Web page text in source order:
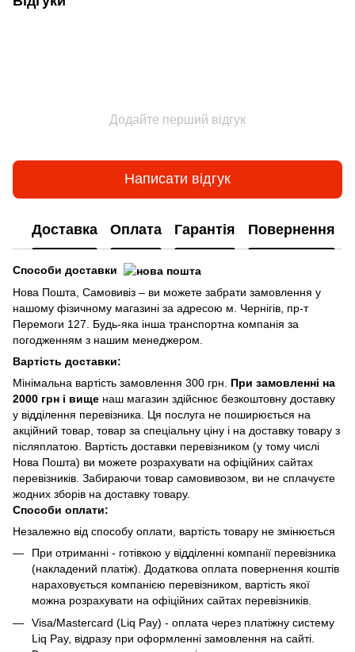
Додайте перший відгук
Написати відгук
Доставка Оплата Гарантія Повернення
Способи доставки
Нова Пошта, Самовивіз – ви можете забрати замовлення у
нашому фізичному магазині за адресою м. Чернігів, пр-т
Перемоги 127. Будь-яка інша транспортна компанія за
погодженням з нашим менеджером.
Вартість доставки:
Мінімальна вартість замовлення 300 грн. При замовленні на
2000 грн і вище наш магазин здійснює безкоштовну доставку
у відділення перевізника. Ця послуга не поширюється на
акційний товар, товар за спеціальну ціну і на доставку товару з
післяплатою. Вартість доставки перевізником (у тому числі
Нова Пошта) ви можете розрахувати на офіційних сайтах
перевізників. Забираючи товар самовивозом, ви не сплачуєте
жодних зборів на доставку товару.
Способи оплати:
Незалежно від способу оплати, вартість товару не змінюється
При отриманні - готівкою у відділенні компанії перевізника
(накладений платіж). Додаткова оплата повернення коштів
нараховується компанією перевізником, вартість якої
можна розрахувати на офіційних сайтах перевізників.
Visa/Mastercard (Liq Pay) - оплата через платіжну систему
Liq Pay, відразу при оформленні замовлення на сайті.